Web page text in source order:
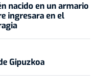
nacido en un armario
ingresara en el
Gipuzkoa